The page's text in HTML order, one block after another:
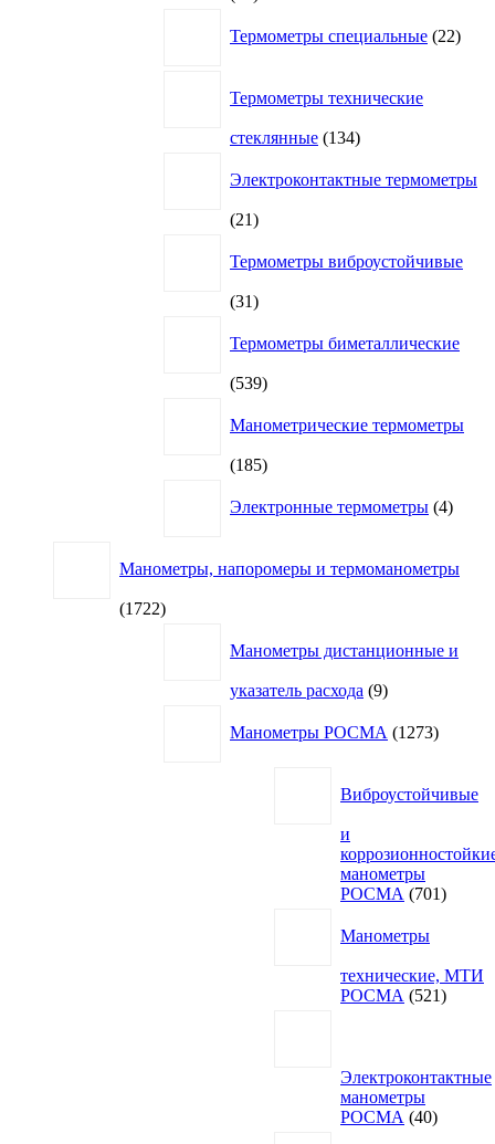
Термометры специальные 22
Термометры технические
стеклянные 134134
Электроконтактные термометры
2121
Термометры виброустойчивые
3131
Термометры биметаллические
539539
Манометрические термометры
185185
Электронные термометры 4товара
Манометры, напоромеры и термоманометры
17221722
Манометры дистанционные и
указатель расхода 99
Манометры РОСМА
1273товара
Виброустойчивые
и
манометры
РОСМА
701701
Манометры
технические, МТИ
РОСМА
521521
Электроконтактные
манометры
РОСМА
4040